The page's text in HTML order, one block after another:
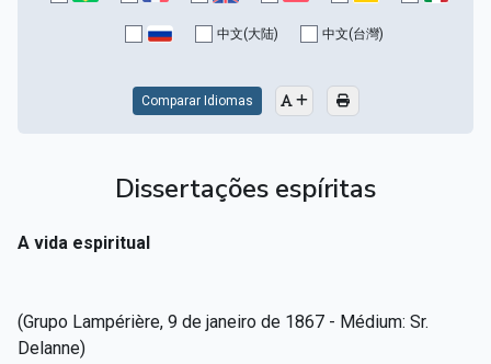
中文(大陆) 中文(台灣)
Comparar Idiomas
Dissertações espíritas
A vida espiritual
(Grupo Lampérière, 9 de janeiro de 1867 - Médium: Sr.
Delanne)